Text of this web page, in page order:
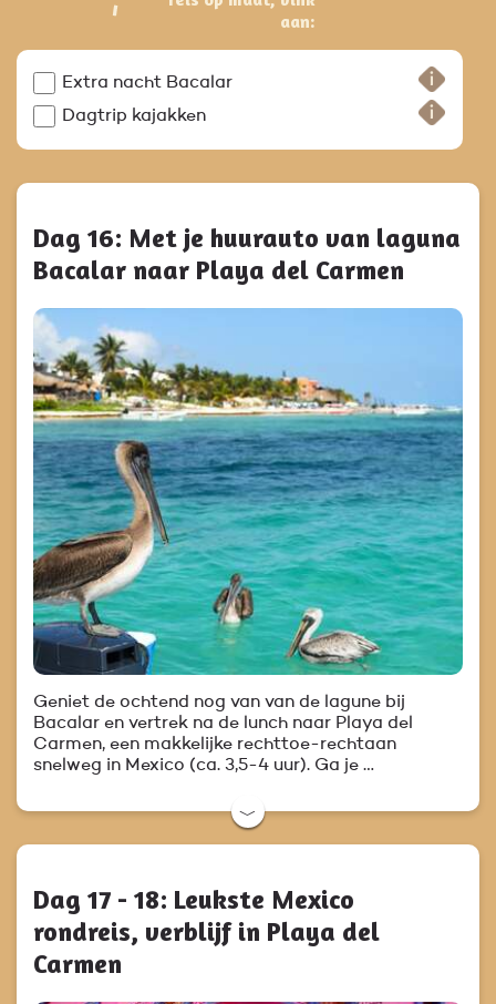
aan:
Extra nacht Bacalar
Dagtrip kajakken
Dag 16: Met je huurauto van laguna
Bacalar naar Playa del Carmen
Geniet de ochtend nog van van de lagune bij
Bacalar en vertrek na de lunch naar Playa del
Carmen, een makkelijke rechttoe-rechtaan
snelweg in Mexico (ca. 3,5-4 uur). Ga je …
﹀
Dag 17 - 18: Leukste Mexico
rondreis, verblijf in Playa del
Carmen